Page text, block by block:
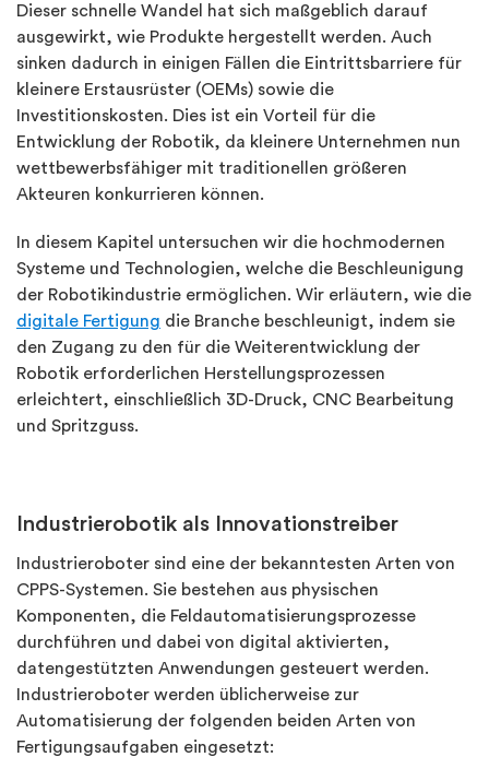
Dieser schnelle Wandel hat sich maßgeblich darauf
ausgewirkt, wie Produkte hergestellt werden. Auch
sinken dadurch in einigen Fällen die Eintrittsbarriere für
kleinere Erstausrüster (OEMs) sowie die
Investitionskosten. Dies ist ein Vorteil für die
Entwicklung der Robotik, da kleinere Unternehmen nun
wettbewerbsfähiger mit traditionellen größeren
Akteuren konkurrieren können.
In diesem Kapitel untersuchen wir die hochmodernen
Systeme und Technologien, welche die Beschleunigung
der Robotikindustrie ermöglichen. Wir erläutern, wie die
digitale Fertigung die Branche beschleunigt, indem sie
den Zugang zu den für die Weiterentwicklung der
Robotik erforderlichen Herstellungsprozessen
erleichtert, einschließlich 3D-Druck, CNC Bearbeitung
und Spritzguss.
Industrierobotik als Innovationstreiber
Industrieroboter sind eine der bekanntesten Arten von
CPPS-Systemen. Sie bestehen aus physischen
Komponenten, die Feldautomatisierungsprozesse
durchführen und dabei von digital aktivierten,
datengestützten Anwendungen gesteuert werden.
Industrieroboter werden üblicherweise zur
Automatisierung der folgenden beiden Arten von
Fertigungsaufgaben eingesetzt: